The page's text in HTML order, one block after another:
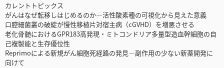
カレントトピックス
がんはなぜ転移しはじめるのか―活性酸素種の可視化から見えた意義
口腔細菌叢の破綻が慢性移植片対宿主病（cGVHD）を増悪させる
老化骨髄におけるGPR183高発現・ミトコンドリア多量型造血幹細胞の自
己複製能と生存優位性
Reprimoによる新規がん細胞死経路の発見―副作用の少ない新薬開発に
向けて